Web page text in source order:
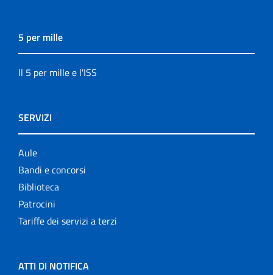
5 per mille
Il 5 per mille e l'ISS
SERVIZI
Aule
Bandi e concorsi
Biblioteca
Patrocini
Tariffe dei servizi a terzi
ATTI DI NOTIFICA